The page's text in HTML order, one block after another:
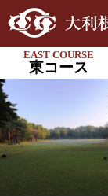
EAST COURSE
東コース